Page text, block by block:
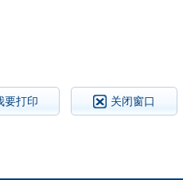
要打印 关闭窗口